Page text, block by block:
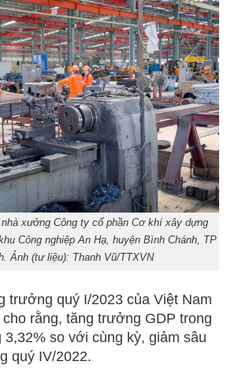
xưởng Công ty cổ phần Cơ khí xây dựng
Công nghiệp An Hạ, huyện Bình Chánh, TP
Ảnh (tư liệu): Thanh Vũ/TTXVN
trưởng quý I/2023 của Việt Nam
rằng, tăng trưởng GDP trong
3,32% so với cùng kỳ, giảm sâu
quý IV/2022.